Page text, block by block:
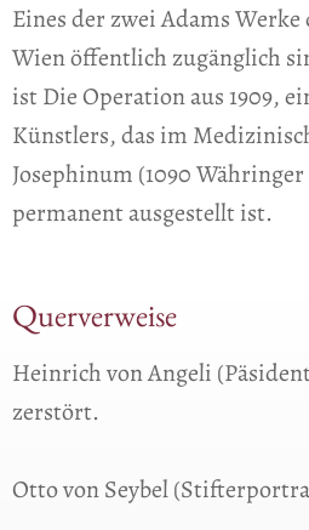
Eines der zwei Adams
Wien öffentlich zugänglich
ist Die Operation aus 1909,
Künstlers, das im
Josephinum (1090 Währinger
permanent ausgestellt ist.
Querverweise
Heinrich von Angeli
zerstört.
Otto von Seybel